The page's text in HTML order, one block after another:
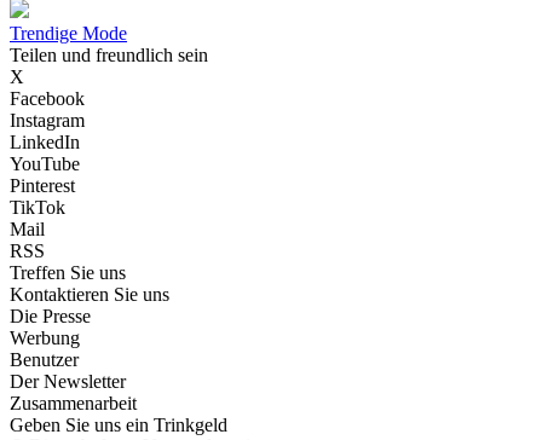
Trendige Mode
Teilen und freundlich sein
X
Facebook
Instagram
LinkedIn
YouTube
Pinterest
TikTok
Mail
RSS
Treffen Sie uns
Kontaktieren Sie uns
Die Presse
Werbung
Benutzer
Der Newsletter
Zusammenarbeit
Geben Sie uns ein Trinkgeld